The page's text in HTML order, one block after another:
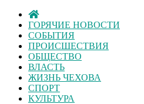
ГОРЯЧИЕ НОВОСТИ
СОБЫТИЯ
ПРОИСШЕСТВИЯ
ОБЩЕСТВО
ВЛАСТЬ
ЖИЗНЬ ЧЕХОВА
СПОРТ
КУЛЬТУРА